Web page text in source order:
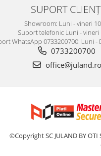
SUPORT
Showroom: Luni - vineri
Suport telefonic Luni - vineri
WhatsApp 0733200700: Luni -
0733200700
office@juland.ro
©Copyright SC JULAND BY OTI